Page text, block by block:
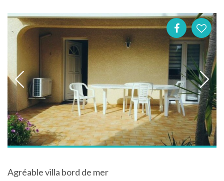
Agréable villa bord de mer